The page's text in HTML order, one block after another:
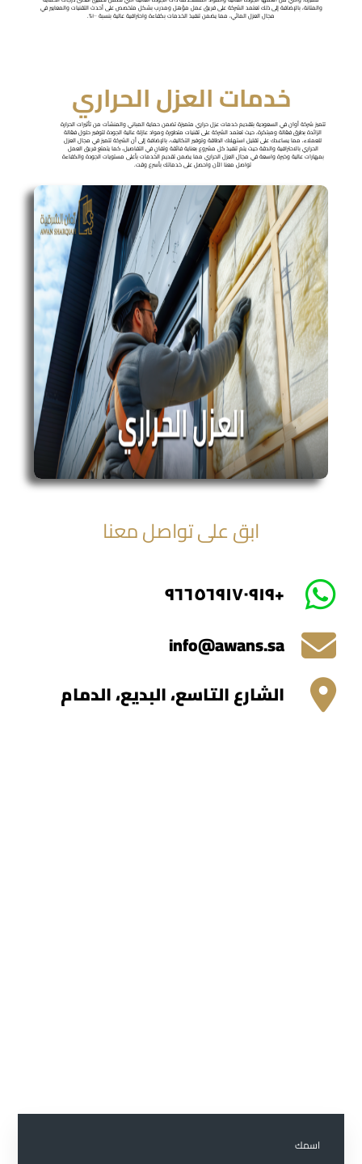
والمتانة، بالإضافة إلى ذلك تعتمد الشركة على فريق عمل مؤهل ومدرب بشكل متخصص على أحدث التقنيات والمعايير في
مجال العزل المائي، مما يضمن تنفيذ الخدمات بكفاءة واحترافية عالية بنسبة ١٠٠%.
خدمات العزل الحراري
تتميز شركة أوان في السعودية بتقديم خدمات عزل حراري متميزة تضمن حماية المباني والمنشآت من تأثيرات الحرارة
الزائدة بطرق فعّالة ومبتكرة، حيث تعتمد الشركة على تقنيات متطورة ومواد عازلة عالية الجودة لتوفير حلول فعّالة
للعملاء، مما يساعدك على تقليل استهلاك الطاقة وتوفير التكاليف، بالإضافة إلى أن الشركة تتميز في مجال العزل
الحراري بالاحترافية والدقة حيث يتم تنفيذ كل مشروع بعناية فائقة وتفانٍ في التفاصيل، كما يتمتع فريق العمل
بمهارات عالية وخبرة واسعة في مجال العزل الحراري مما يضمن تقديم الخدمات بأعلى مستويات الجودة والكفاءة
تواصل معنا الأن واحصل على خدماتك بأسرع وقت.
ابق على تواصل معنا
+٩٦٦٥٦٩١٧٠٩١٩
info@awans.sa
الشارع التاسع، البديع، الدمام
اسمك